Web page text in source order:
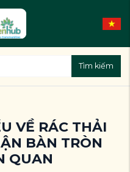
Tìm kiếm
VỀ RÁC THẢI
BÀN TRÒN
QUAN